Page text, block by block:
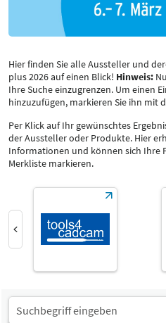
Hier finden Sie alle Aussteller und
plus 2026 auf einen Blick! Hinweis:
Ihre Suche einzugrenzen. Um einen
hinzuzufügen, markieren Sie ihn mit
Per Klick auf Ihr gewünschtes
der Aussteller oder Produkte. Hier
Informationen und können sich Ihre
Merkliste markieren.
Produktgruppe
Fachliteratur, Medien
Fachliteratur, Medien
Select Input
Katalog
Alle